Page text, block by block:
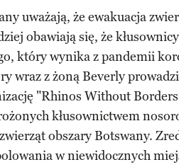
uważają, że ewakuacja
obawiają się, że
który wynika z pandemii
wraz z żoną Beverly
"Rhinos Without
kłusownictwem
obszary Botswany.
w niewidocznych